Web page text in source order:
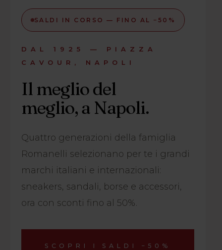
SALDI IN CORSO — FINO AL −50%
DAL 1925 — PIAZZA
CAVOUR, NAPOLI
Il meglio del
meglio, a Napoli.
Quattro generazioni della famiglia
Romanelli selezionano per te i grandi
marchi italiani e internazionali:
sneakers, sandali, borse e accessori,
ora con sconti fino al 50%.
SCOPRI I SALDI −50%